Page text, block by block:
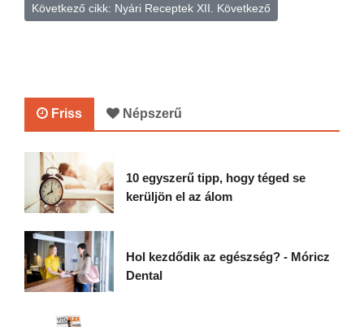
Következő cikk: Nyári Receptek XII. Következő
Friss Népszerű
10 egyszerű tipp, hogy téged se
kerüljön el az álom
Hol kezdődik az egészség? - Móricz
Dental